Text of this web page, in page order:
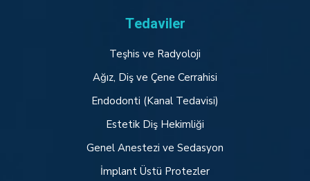
Tedaviler
Teşhis ve Radyoloji
Ağız, Diş ve Çene Cerrahisi
Endodonti (Kanal Tedavisi)
Estetik Diş Hekimliği
Genel Anestezi ve Sedasyon
İmplant Üstü Protezler